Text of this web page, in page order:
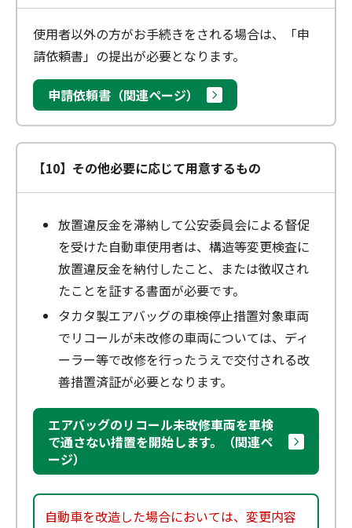
使用者以外の方がお手続きをされる場合は、「申
請依頼書」の提出が必要となります。
申請依頼書（関連ページ）
【10】その他必要に応じて用意するもの
放置違反金を滞納して公安委員会による督促
を受けた自動車使用者は、構造等変更検査に
放置違反金を納付したこと、または徴収され
たことを証する書面が必要です。
タカタ製エアバッグの車検停止措置対象車両
でリコールが未改修の車両については、ディ
ーラー等で改修を行ったうえで交付される改
善措置済証が必要となります。
エアバッグのリコール未改修車両を車検
で通さない措置を開始します。（関連ペ
ージ）
自動車を改造した場合においては、変更内容